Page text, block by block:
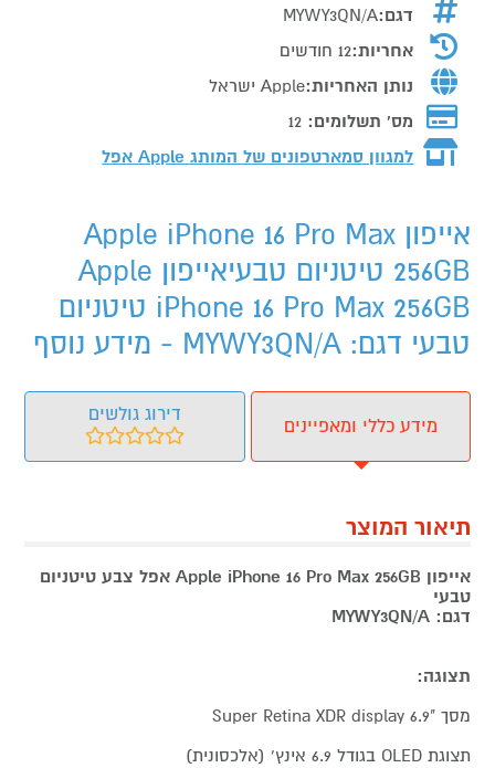
דגם:MYWY3QN/A
אחריות:12 חודשים
נותן האחריות:Apple ישראל
מס' תשלומים: 12
למגוון סמארטפונים של המותג Apple אפל
אייפון Apple iPhone 16 Pro Max
256GB טיטניום טבעיאייפון Apple
iPhone 16 Pro Max 256GB טיטניום
טבעי דגם: MYWY3QN/A - מידע נוסף
מידע כללי ומאפיינים
דירוג גולשים
תיאור המוצר
אייפון Apple iPhone 16 Pro Max 256GB אפל צבע טיטניום
טבעי
דגם: MYWY3QN/A
תצוגה:
מסך "6.9 Super Retina XDR display
תצוגת OLED בגודל 6.9 אינץ' (אלכסונית)